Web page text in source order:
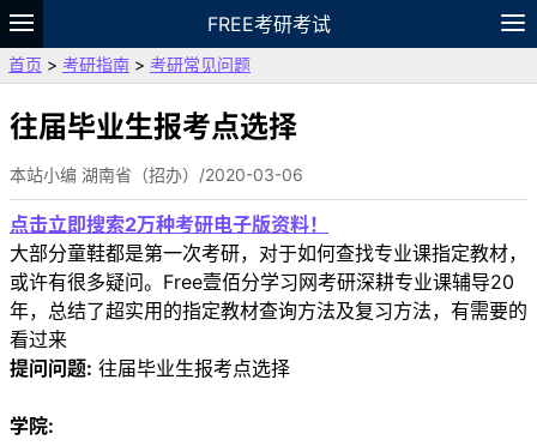
FREE考研考试
题库
故事 专题 APP
VIP
资料
首页 > 考研指南 > 考研常见问题
往届毕业生报考点选择
本站小编 湖南省（招办）/2020-03-06
点击立即搜索2万种考研电子版资料！
大部分童鞋都是第一次考研，对于如何查找专业课指定教材，
或许有很多疑问。Free壹佰分学习网考研深耕专业课辅导20
年，总结了超实用的指定教材查询方法及复习方法，有需要的
看过来
提问问题: 往届毕业生报考点选择
学院: